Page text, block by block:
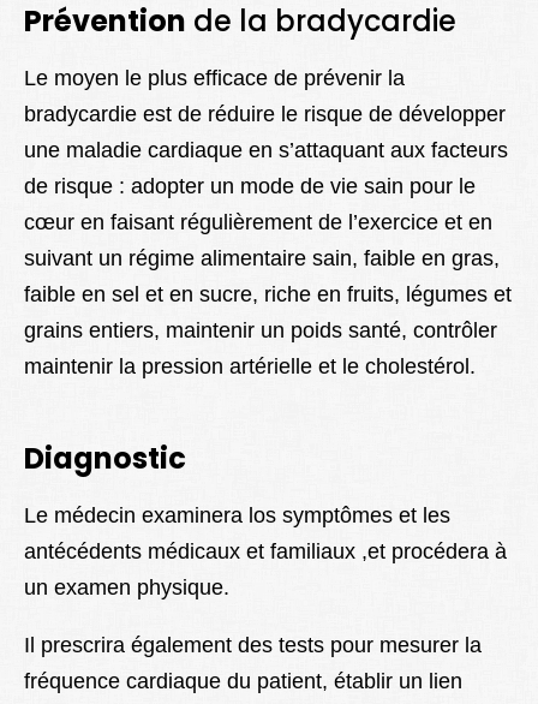
Prévention de la bradycardie
Le moyen le plus efficace de prévenir la
bradycardie est de réduire le risque de développer
une maladie cardiaque en s’attaquant aux facteurs
de risque : adopter un mode de vie sain pour le
cœur en faisant régulièrement de l’exercice et en
suivant un régime alimentaire sain, faible en gras,
faible en sel et en sucre, riche en fruits, légumes et
grains entiers, maintenir un poids santé, contrôler
maintenir la pression artérielle et le cholestérol.
Diagnostic
Le médecin examinera los symptômes et les
antécédents médicaux et familiaux ,et procédera à
un examen physique.
Il prescrira également des tests pour mesurer la
fréquence cardiaque du patient, établir un lien